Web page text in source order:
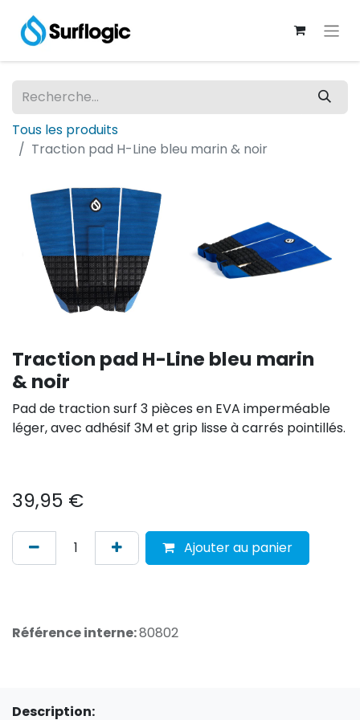
Tous les produits
Traction pad H-Line bleu marin & noir
Traction pad H-Line bleu marin
& noir
Pad de traction surf 3 pièces en EVA imperméable
léger, avec adhésif 3M et grip lisse à carrés pointillés.
39,95 €
Ajouter au panier
Référence interne:80802
Description: